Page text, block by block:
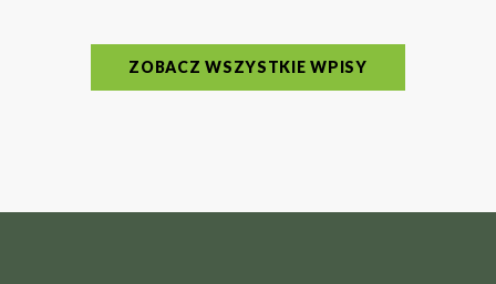
ZOBACZ WSZYSTKIE WPISY